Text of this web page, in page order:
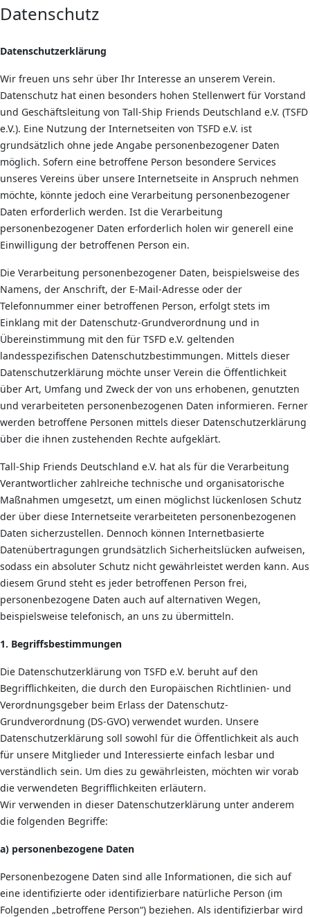
Datenschutz
Datenschutzerklärung
Wir freuen uns sehr über Ihr Interesse an unserem Verein.
Datenschutz hat einen besonders hohen Stellenwert für Vorstand
und Geschäftsleitung von Tall-Ship Friends Deutschland e.V. (TSFD
e.V.). Eine Nutzung der Internetseiten von TSFD e.V. ist
grundsätzlich ohne jede Angabe personenbezogener Daten
möglich. Sofern eine betroffene Person besondere Services
unseres Vereins über unsere Internetseite in Anspruch nehmen
möchte, könnte jedoch eine Verarbeitung personenbezogener
Daten erforderlich werden. Ist die Verarbeitung
personenbezogener Daten erforderlich holen wir generell eine
Einwilligung der betroffenen Person ein.
Die Verarbeitung personenbezogener Daten, beispielsweise des
Namens, der Anschrift, der E-Mail-Adresse oder der
Telefonnummer einer betroffenen Person, erfolgt stets im
Einklang mit der Datenschutz-Grundverordnung und in
Übereinstimmung mit den für TSFD e.V. geltenden
landesspezifischen Datenschutzbestimmungen. Mittels dieser
Datenschutzerklärung möchte unser Verein die Öffentlichkeit
über Art, Umfang und Zweck der von uns erhobenen, genutzten
und verarbeiteten personenbezogenen Daten informieren. Ferner
werden betroffene Personen mittels dieser Datenschutzerklärung
über die ihnen zustehenden Rechte aufgeklärt.
Tall-Ship Friends Deutschland e.V. hat als für die Verarbeitung
Verantwortlicher zahlreiche technische und organisatorische
Maßnahmen umgesetzt, um einen möglichst lückenlosen Schutz
der über diese Internetseite verarbeiteten personenbezogenen
Daten sicherzustellen. Dennoch können Internetbasierte
Datenübertragungen grundsätzlich Sicherheitslücken aufweisen,
sodass ein absoluter Schutz nicht gewährleistet werden kann. Aus
diesem Grund steht es jeder betroffenen Person frei,
personenbezogene Daten auch auf alternativen Wegen,
beispielsweise telefonisch, an uns zu übermitteln.
1. Begriffsbestimmungen
Die Datenschutzerklärung von TSFD e.V. beruht auf den
Begrifflichkeiten, die durch den Europäischen Richtlinien- und
Verordnungsgeber beim Erlass der Datenschutz-
Grundverordnung (DS-GVO) verwendet wurden. Unsere
Datenschutzerklärung soll sowohl für die Öffentlichkeit als auch
für unsere Mitglieder und Interessierte einfach lesbar und
verständlich sein. Um dies zu gewährleisten, möchten wir vorab
die verwendeten Begrifflichkeiten erläutern.
Wir verwenden in dieser Datenschutzerklärung unter anderem
die folgenden Begriffe:
a) personenbezogene Daten
Personenbezogene Daten sind alle Informationen, die sich auf
eine identifizierte oder identifizierbare natürliche Person (im
Folgenden „betroffene Person“) beziehen. Als identifizierbar wird